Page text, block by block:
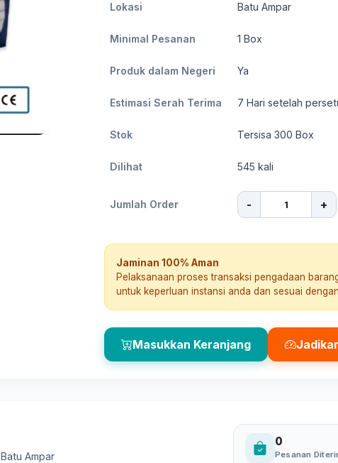
Lokasi Batu Ampar
Minimal Pesanan 1 Box
Produk dalam Negeri Ya
Estimasi Serah Terima 7 Hari setelah
Stok Tersisa 300 Box
Dilihat 545 kali
Jumlah Order - +
Jaminan 100% Aman
Pelaksanaan proses transaksi pengadaan
untuk keperluan instansi anda dan sesuai
Masukkan Keranjang
Batu Ampar
0
Pesanan